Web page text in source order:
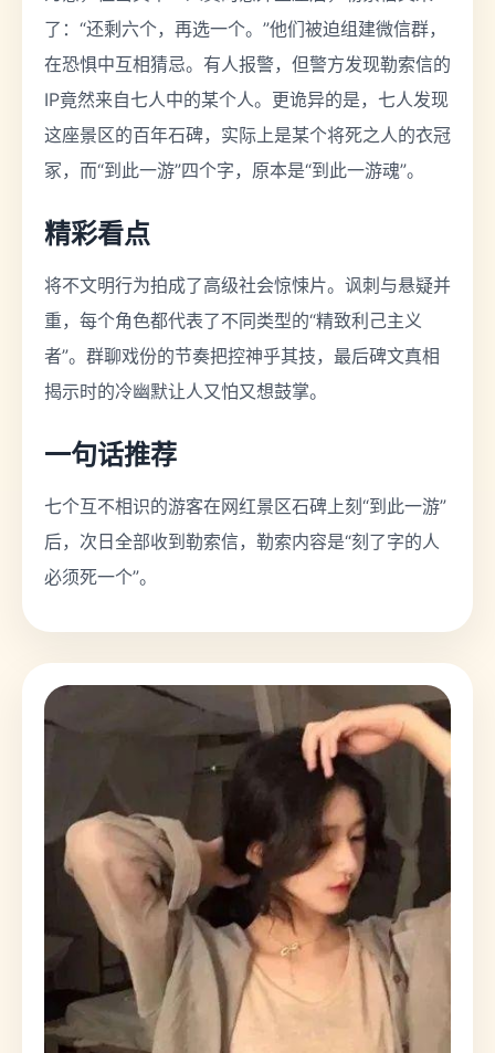
了：“还剩六个，再选一个。”他们被迫组建微信群，
在恐惧中互相猜忌。有人报警，但警方发现勒索信的
IP竟然来自七人中的某个人。更诡异的是，七人发现
这座景区的百年石碑，实际上是某个将死之人的衣冠
冢，而“到此一游”四个字，原本是“到此一游魂”。
精彩看点
将不文明行为拍成了高级社会惊悚片。讽刺与悬疑并
重，每个角色都代表了不同类型的“精致利己主义
者”。群聊戏份的节奏把控神乎其技，最后碑文真相
揭示时的冷幽默让人又怕又想鼓掌。
一句话推荐
七个互不相识的游客在网红景区石碑上刻“到此一游”
后，次日全部收到勒索信，勒索内容是“刻了字的人
必须死一个”。